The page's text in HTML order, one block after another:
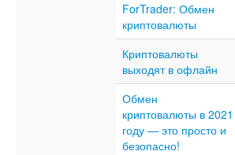
ForTrader: Обмен
криптовалюты
Криптовалюты
выходят в офлайн
Обмен
криптовалюты в 2021
году — это просто и
безопасно!